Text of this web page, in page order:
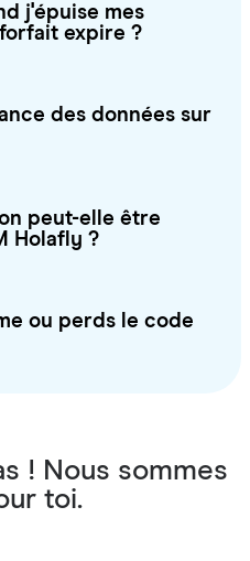
j'épuise mes
expire ?
des données sur
peut-elle être
Holafly ?
ou perds le code
! Nous sommes
toi.